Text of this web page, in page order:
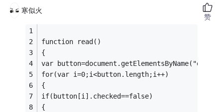
寒似火
function read()
{
var button=document.getElementsByName("d1");
for(var i=0;i<button.length;i++)
{
if(button[i].checked==false)
{
赞